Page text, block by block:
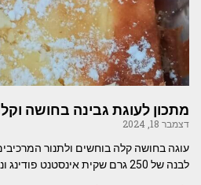
מתכון לעוגת גבינה בחושה
דצמבר 18, 2024
לבנה של 250 גרם שקית אינסטנט פודינג וניל 3 כפות קורנפלור כוס סוכר